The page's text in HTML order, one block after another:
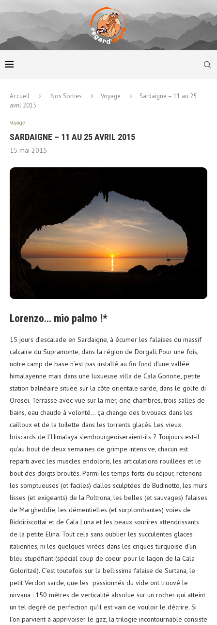
Accueil Nos Sorties Voyage
Sardaigne – 11 au 25
avril 2015
Voyage
SARDAIGNE – 11 AU 25 AVRIL 2015
15 mai 2015
Lorenzo… mìo palmo !*
15 jours d’escalade en Sardaigne, à écumer les falaises du massif
calcaire du Supramonte, dans la région de Dorgali. Pour une fois,
notre camp de base n’est pas installé au fin fond d’une vallée
himalayenne mais dans une luxueuse villa de Cala Gonone, petite
station balnéaire située sur la côte orientale sarde, dans le golfe di
Orosei. Terrasse avec vue sur la mer, cinq chambres, trois salles de
bains, eau chaude à volonté… ça change des bivouacs dans les
cailloux et de la toilette dans les torrents glacés. Les vieux
briscards de l’Himalaya s’embourgeoiseraient-ils ? Toujours est-il
qu’au bout de deux semaines de grimpe intensive, chacun est
reparti avec les muscles endoloris, les articulations rouillées et le
bout des doigts broutés. Parmi les temps forts du séjour, retenons
les somptueuses (et faciles) dalles sculptées de Budinetto, les murs
lisses (et exigeants) de la Poltrona, les belles (et sauvages) falaises
de Margheddìe, les démentielles (et surplombantes) voies de
Biddiriscottai et de Cala Luna et les beaux sourires attendrissants
de la petite Elina. Tout cela sans oublier les succulentes glaces
italiennes, ni les quelques virées dans les criques turquoise d’un
bleu stupéfiant (spécial coup de coeur pour le lagon de la Cala
Goloritzé). C’est toutefois sur la bellissima falaise de Surtana, le
petit Verdon sarde, que les passionnés du vide ont trouvé le
nirvana : 150 mètres de verticalité absolue sur un rocher qui atteint
un tel degré de perfection qu’il est vain de vouloir le décrire. Si
l’on parvient à apprivoiser le gaz, la trilogie incontournable consiste